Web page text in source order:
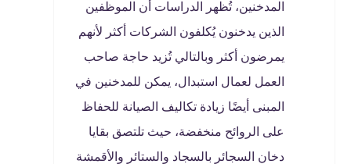
المدخنين، تُظهر الدراسات أن الموظفين
الذين يدخنون يُكلفون الشركات أكثر لأنهم
يمرضون أكثر وبالتالي تُزيد حاجة صاحب
العمل لعمال استبدال، يمكن للمدخنين في
المبنى أيضًا زيادة تكاليف الصيانة للحفاظ
على الروائح منخفضة، حيث تلتصق بقايا
دخان السجائر بالسجاد والستائر والأقمشة